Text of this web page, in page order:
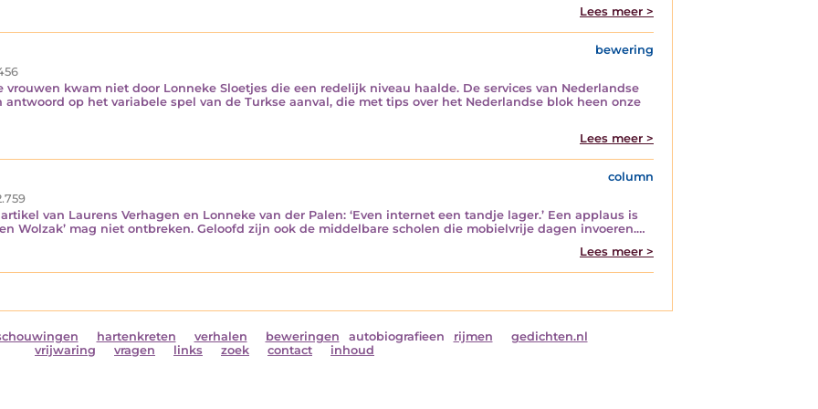
Lees meer >
bewering
kwam niet door Lonneke Sloetjes die een redelijk niveau haalde. De services van Nederlandse
op het variabele spel van de Turkse aanval, die met tips over het Nederlandse blok heen onze
Lees meer >
column
van Laurens Verhagen en Lonneke van der Palen: ‘Even internet een tandje lager.’ Een applaus is
Wolzak’ mag niet ontbreken. Geloofd zijn ook de middelbare scholen die mobielvrije dagen invoeren.…
Lees meer >
hartenkreten verhalen beweringen autobiografieen rijmen
gedichten.nl
vrijwaring
vragen links zoek contact inhoud